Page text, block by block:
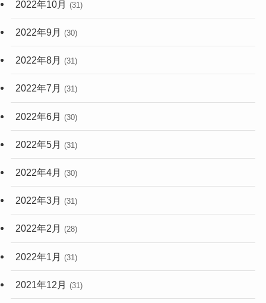
2022年10月 (31)
2022年9月 (30)
2022年8月 (31)
2022年7月 (31)
2022年6月 (30)
2022年5月 (31)
2022年4月 (30)
2022年3月 (31)
2022年2月 (28)
2022年1月 (31)
2021年12月 (31)